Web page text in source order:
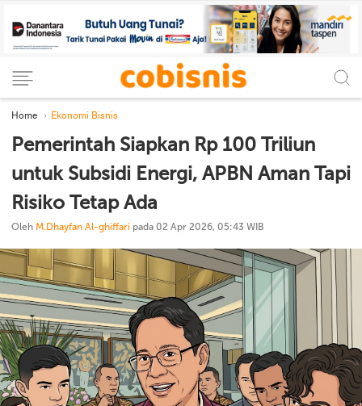
Home Ekonomi Bisnis
Pemerintah Siapkan Rp 100 Triliun
untuk Subsidi Energi, APBN Aman Tapi
Risiko Tetap Ada
Oleh M.Dhayfan Al-ghiffari pada 02 Apr 2026, 05:43 WIB